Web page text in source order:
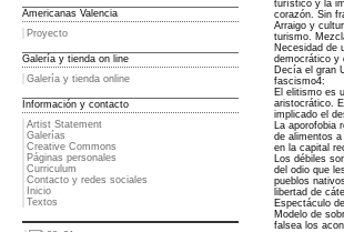
Americanas Valencia
Proyecto
Galería y tienda on line
Galería y tienda online
Información y contacto
Artist Statement
Galerías
Creative Commons
Páginas personales
Curriculum
Contacto y redes sociales
Inicio
Textos
turístico y la
corazón. Sin
Arraigo y
turismo.
Necesidad de
democrático y
Decía el gran
fascismo4:
El elitismo es
aristocrático.
implicado el
La aporofobia
de alimentos
en la capital
Los débiles
del odio que
pueblos
libertad de
Espectáculo
Modelo de
falsea los